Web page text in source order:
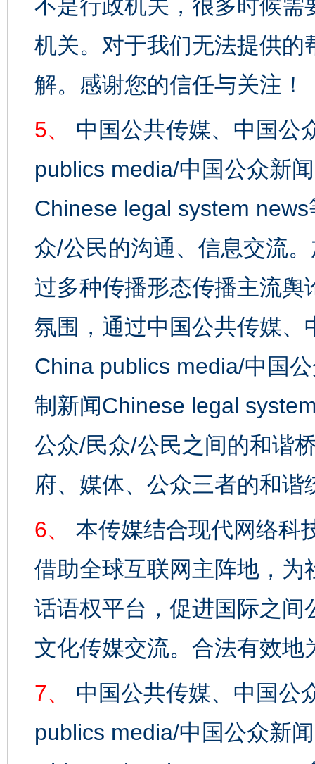
不是行政机关，很多时候
机关。对于我们无法提供
解。感谢您的信任与关注！
5、
中国公共传媒、中国公
publics media/中国公众新
Chinese legal system
众/公民的沟通、信息交流
过多种传播形态传播主流
氛围，通过中国公共传媒
China publics media/中国
制新闻Chinese legal
公众/民众/公民之间的和谐
府、媒体、公众三者的和谐
6、
本传媒结合现代网络科
借助全球互联网主阵地，
话语权平台，促进国际之
文化传媒交流。合法有效地
7、
中国公共传媒、中国公
publics media/中国公众新